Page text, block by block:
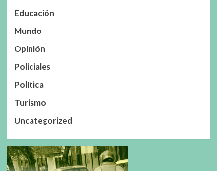
Educación
Mundo
Opinión
Policiales
Política
Turismo
Uncategorized